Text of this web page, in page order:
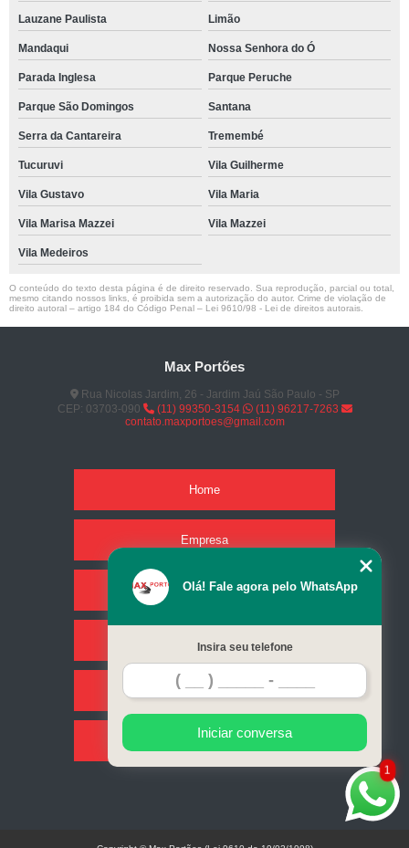
Lauzane Paulista Limão
Mandaqui Nossa Senhora do Ó
Parada Inglesa Parque Peruche
Parque São Domingos Santana
Serra da Cantareira Tremembé
Tucuruvi Vila Guilherme
Vila Gustavo Vila Maria
Vila Marisa Mazzei Vila Mazzei
Vila Medeiros
O conteúdo do texto desta página é de direito reservado. Sua reprodução, parcial ou total,
mesmo citando nossos links, é proibida sem a autorização do autor. Crime de violação de
direito autoral – artigo 184 do Código Penal – Lei 9610/98 - Lei de direitos autorais
Max Portões
Rua Nicolas Jardim, 26 - Jardim Jaú São Paulo - SP
CEP: 03703-090
(11) 99350-3154
(11) 96217-7263
contato.maxportoes@gmail.com
Home
Empresa
Missão
Serviços
Contato
Mapa do site
1
Olá! Fale agora pelo WhatsApp
Insira seu telefone
Iniciar conversa